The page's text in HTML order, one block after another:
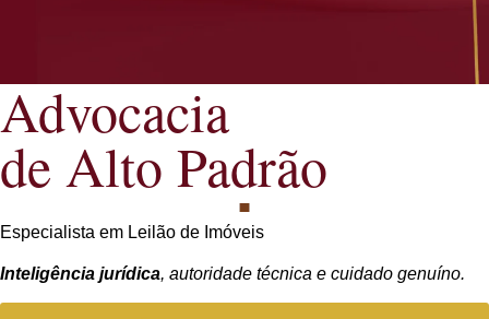
Advocacia
de Alto Padrão
Especialista em Leilão de Imóveis
Inteligência jurídica, autoridade técnica e cuidado genuíno.